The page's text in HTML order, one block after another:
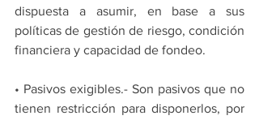
dispuesta a asumir, en base a sus
políticas de gestión de riesgo, condición
financiera y capacidad de fondeo.
• Pasivos exigibles.- Son pasivos que no
tienen restricción para disponerlos, por